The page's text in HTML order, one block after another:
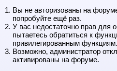
Вы не авторизованы на
попробуйте ещё раз.
У вас недостаточно прав для
пытаетесь обратиться к
привилегированным функциям.
Возможно, администратор
активированы на форуме.